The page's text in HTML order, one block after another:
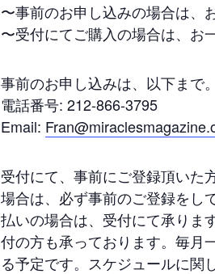
〜事前のお申し込みの場合は、
〜受付にてご購入の場合は、お
事前のお申し込みは、以下まで。
電話番号: 212-866-3795
Email:
受付にて、事前にご登録頂いた
場合は、必ず事前のご登録をし
払いの場合は、受付にて承りま
付の方も承っております。毎月
る予定です。スケジュールに関し